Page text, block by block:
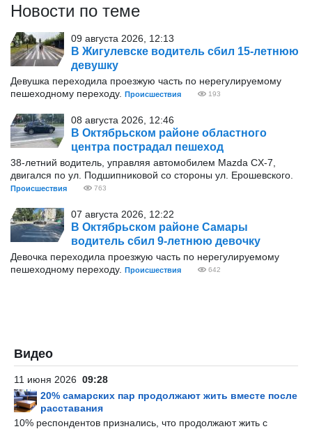
Новости по теме
09 августа 2026, 12:13
В Жигулевске водитель сбил 15-летнюю
девушку
Девушка переходила проезжую часть по нерегулируемому
пешеходному переходу. Происшествия 193
08 августа 2026, 12:46
В Октябрьском районе областного
центра пострадал пешеход
38-летний водитель, управляя автомобилем Mazda CX-7,
двигался по ул. Подшипниковой со стороны ул. Ерошевского.
Происшествия 763
07 августа 2026, 12:22
В Октябрьском районе Самары
водитель сбил 9-летнюю девочку
Девочка переходила проезжую часть по нерегулируемому
пешеходному переходу. Происшествия 642
Видео
11 июня 2026 09:28
20% самарских пар продолжают жить вместе после
расставания
10% респондентов признались, что продолжают жить с